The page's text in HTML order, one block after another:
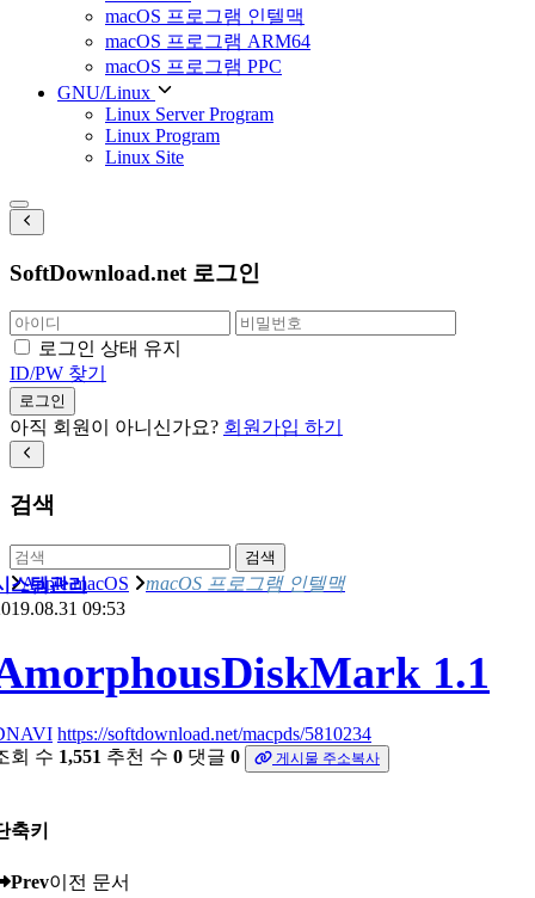
macOS 프로그램 인텔맥
macOS 프로그램 ARM64
macOS 프로그램 PPC
GNU/Linux
Linux Server Program
Linux Program
Linux Site
SoftDownload.net 로그인
로그인 상태 유지
ID/PW 찾기
로그인
아직 회원이 아니신가요? 회원가입 하기
검색
검색
Apple macOS macOS 프로그램 인텔맥
스템관리
09:53
1.1
https://softdownload.net/macpds/5810234
회 수 1,551 추천 수 0 댓글 0 게시물 주소복사
축키
Prev이전 문서